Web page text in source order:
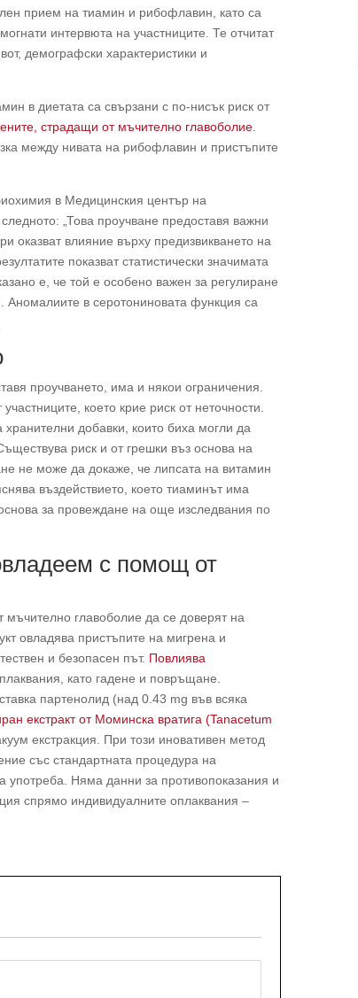
прием на тиамин и рибофлавин, като са
интервюта на участниците. Те отчитат
демографски характеристики и
в диетата са свързани с по-нисък риск от
страдащи от мъчително главоболие
между нивата на рибофлавин и пристъпите
в Медицинския център на
„Това проучване предоставя важни
оказват влияние върху предизвикването на
показват статистически значимата
е, че той е особено важен за регулиране
Аномалиите в серотониновата функция са
проучването, има и някои ограничения.
което крие риск от неточности.
добавки, които биха могли да
риск и от грешки въз основа на
не може да докаже, че липсата на витамин
въздействието, което тиаминът има
за провеждане на още изследвания по
с помощ от
главоболие да се доверят на
овладява пристъпите на мигрена и
и безопасен път. Повлиява
като гадене и повръщане.
партенолид (над 0.43 mg във всяка
екстракт от Моминска вратига (Tanacetum
екстракция. При този иновативен метод
със стандартната процедура на
употреба. Няма данни за противопоказания и
спрямо индивидуалните оплаквания –